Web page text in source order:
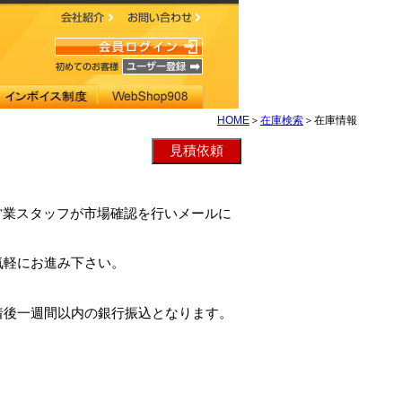
HOME ＞ 在庫検索 ＞在庫情報
スタッフが市場確認を行いメールに
にお進み下さい。
一週間以内の銀行振込となります。